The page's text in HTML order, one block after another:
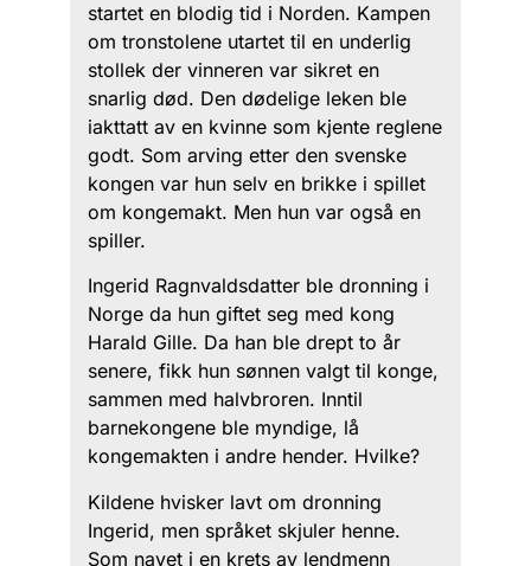
startet en blodig tid i Norden. Kampen
om tronstolene utartet til en underlig
stollek der vinneren var sikret en
snarlig død. Den dødelige leken ble
iakttatt av en kvinne som kjente reglene
godt. Som arving etter den svenske
kongen var hun selv en brikke i spillet
om kongemakt. Men hun var også en
spiller.
Ingerid Ragnvaldsdatter ble dronning i
Norge da hun giftet seg med kong
Harald Gille. Da han ble drept to år
senere, fikk hun sønnen valgt til konge,
sammen med halvbroren. Inntil
barnekongene ble myndige, lå
kongemakten i andre hender. Hvilke?
Kildene hvisker lavt om dronning
Ingerid, men språket skjuler henne.
Som navet i en krets av lendmenn